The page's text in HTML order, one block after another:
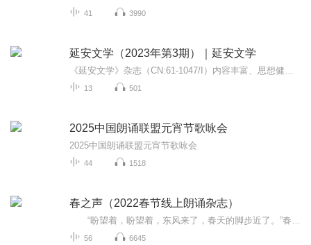
41 3990
延安文学（2023年第3期）｜延安文学
13 501
2025中国朗诵联盟元宵节歌咏会
2025中国朗诵联盟元宵节歌咏会
44 1518
春之声（2022春节线上朗诵杂志）
56 6645